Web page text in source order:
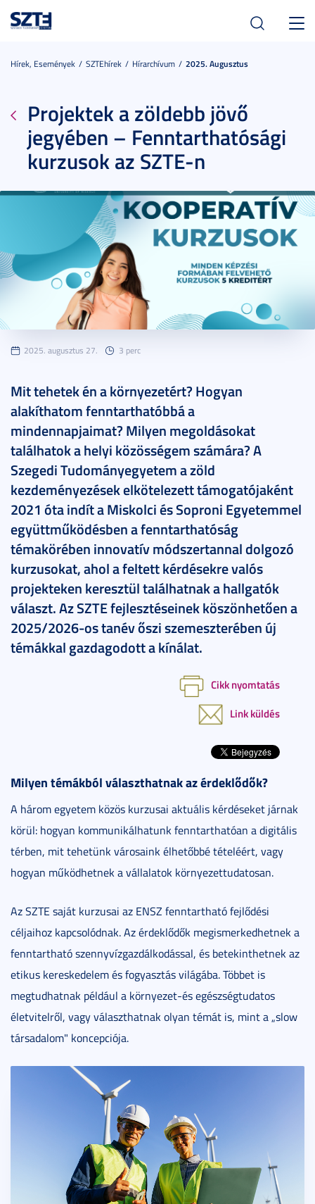
Hírek, Események SZTEhírek Hírarchívum 2025. Augusztus
Projektek a zöldebb jövő
jegyében – Fenntarthatósági
kurzusok az SZTE-n
2025. augusztus 27. 3 perc
Mit tehetek én a környezetért? Hogyan
alakíthatom fenntarthatóbbá a
mindennapjaimat? Milyen megoldásokat
találhatok a helyi közösségem számára? A
Szegedi Tudományegyetem a zöld
kezdeményezések elkötelezett támogatójaként
2021 óta indít a Miskolci és Soproni Egyetemmel
együttműködésben a fenntarthatóság
témakörében innovatív módszertannal dolgozó
kurzusokat, ahol a feltett kérdésekre valós
projekteken keresztül találhatnak a hallgatók
választ. Az SZTE fejlesztéseinek köszönhetően a
2025/2026-os tanév őszi szemeszterében új
témákkal gazdagodott a kínálat.
Cikk nyomtatás
Link küldés
Milyen témákból választhatnak az érdeklődők?
A három egyetem közös kurzusai aktuális kérdéseket járnak
körül: hogyan kommunikálhatunk fenntarthatóan a digitális
térben, mit tehetünk városaink élhetőbbé tételéért, vagy
hogyan működhetnek a vállalatok környezettudatosan.
Az SZTE saját kurzusai az ENSZ fenntartható fejlődési
céljaihoz kapcsolódnak. Az érdeklődők megismerkedhetnek a
fenntartható szennyvízgazdálkodással, és betekinthetnek az
etikus kereskedelem és fogyasztás világába. Többet is
megtudhatnak például a környezet-és egészségtudatos
életvitelről, vagy választhatnak olyan témát is, mint a „slow
társadalom" koncepciója.